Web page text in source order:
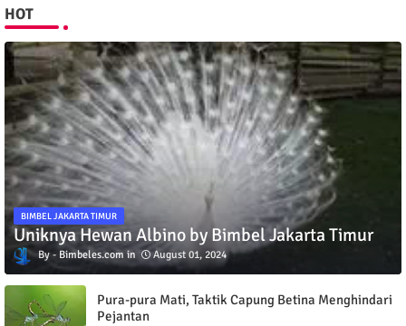
HOT
BIMBEL JAKARTA TIMUR
Uniknya Hewan Albino by Bimbel Jakarta Timur
Bimbeles.com August 01, 2024
Pura-pura Mati, Taktik Capung Betina Menghindari
Pejantan